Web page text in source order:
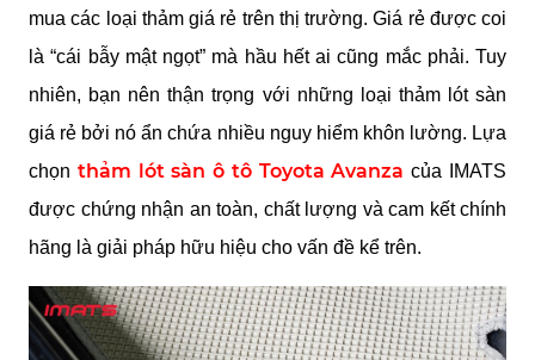
mua các loại thảm giá rẻ trên thị trường. Giá rẻ được coi
là “cái bẫy mật ngọt” mà hầu hết ai cũng mắc phải. Tuy
nhiên, bạn nên thận trọng với những loại thảm lót sàn
giá rẻ bởi nó ẩn chứa nhiều nguy hiểm khôn lường. Lựa
chọn thảm lót sàn ô tô Toyota Avanza của IMATS
được chứng nhận an toàn, chất lượng và cam kết chính
hãng là giải pháp hữu hiệu cho vấn đề kể trên.